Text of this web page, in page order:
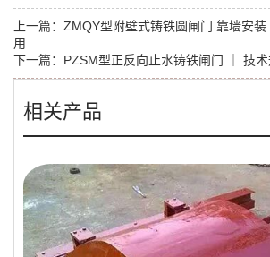
上一篇： ZMQY型附壁式铸铁圆闸门 靠墙安
用
下一篇： PZSM型正反向止水铸铁闸门 ｜ 技
相关产品